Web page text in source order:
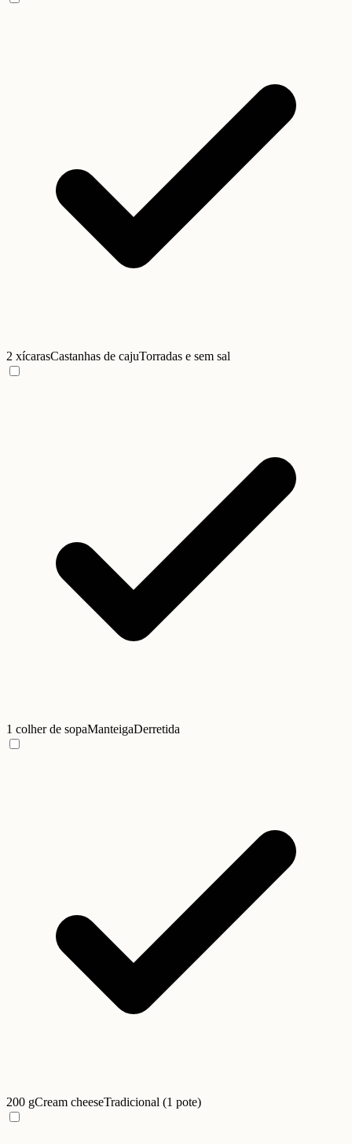
2 xícarasCastanhas de cajuTorradas e sem sal
1 colher de sopaManteigaDerretida
200 gCream cheeseTradicional (1 pote)